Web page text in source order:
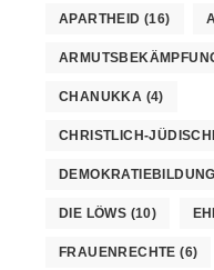
APARTHEID (16)
CHANUKKA (4)
CHRISTLICH-
DEMOKRATIEBILDUNG
DIE LÖWS (10)
FRAUENRECHTE (6)